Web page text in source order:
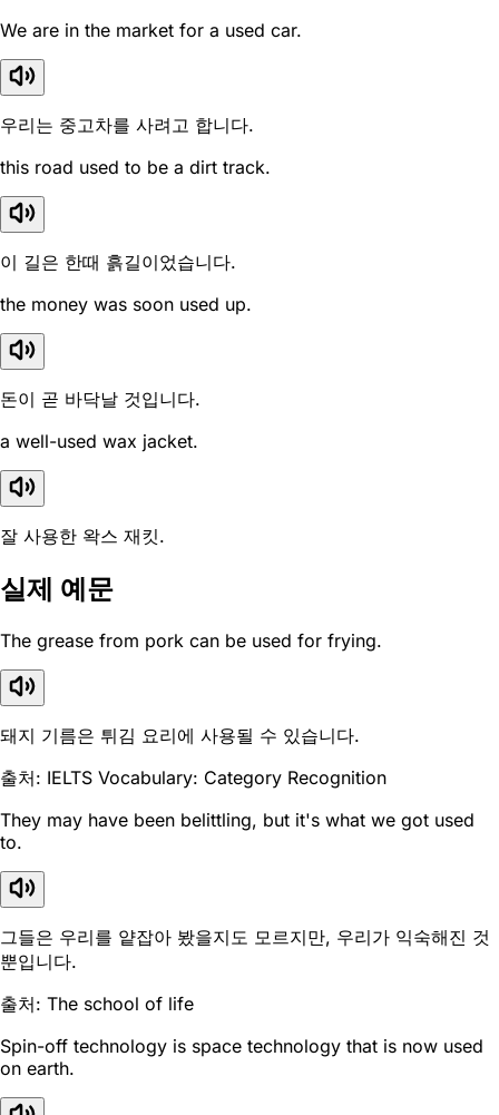
We are in the market for a used car.
우리는 중고차를 사려고 합니다.
this road used to be a dirt track.
이 길은 한때 흙길이었습니다.
the money was soon used up.
돈이 곧 바닥날 것입니다.
a well-used wax jacket.
잘 사용한 왁스 재킷.
실제 예문
The grease from pork can be used for frying.
돼지 기름은 튀김 요리에 사용될 수 있습니다.
출처: IELTS Vocabulary: Category Recognition
They may have been belittling, but it's what we got used
to.
그들은 우리를 얕잡아 봤을지도 모르지만, 우리가 익숙해진 것
뿐입니다.
출처: The school of life
Spin-off technology is space technology that is now used
on earth.